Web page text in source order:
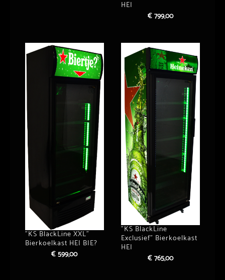
HEI
€799,00
”KS BlackLine XXL”
Bierkoelkast HEI BIE?
€599,00
”KS BlackLine
Exclusief” Bierkoelkast
HEI
€765,00